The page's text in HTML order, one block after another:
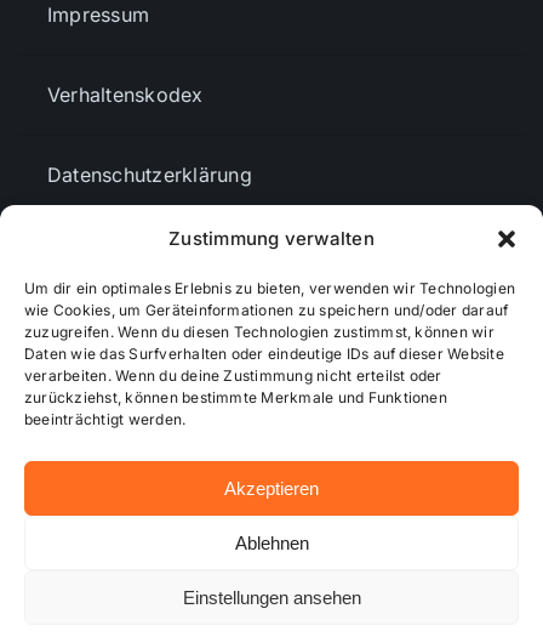
Zustimmung verwalten
Um dir ein optimales Erlebnis zu bieten, verwenden wir Technologien
wie Cookies, um Geräteinformationen zu speichern und/oder darauf
zuzugreifen. Wenn du diesen Technologien zustimmst, können wir
Daten wie das Surfverhalten oder eindeutige IDs auf dieser Website
verarbeiten. Wenn du deine Zustimmung nicht erteilst oder
zurückziehst, können bestimmte Merkmale und Funktionen
beeinträchtigt werden.
Akzeptieren
Ablehnen
Einstellungen ansehen
Impressum
Verhaltenskodex
Datenschutzerklärung
Cookie-Richtlinie (EU)
Mediendaten
© 2026 - Wiesbadenaktuell ...online besser informiert!